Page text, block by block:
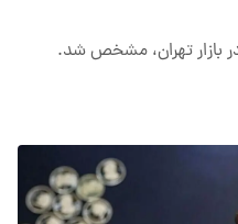
بازار تهران، مشخص شد.